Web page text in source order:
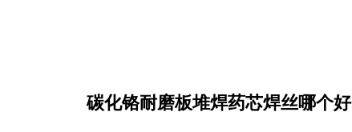
碳化铬耐磨板堆焊药芯焊丝哪个好